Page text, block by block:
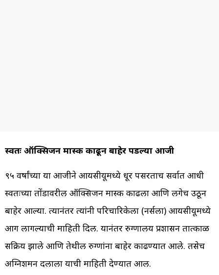
स्वतः ऑक्सिजन मास्क काढून बाहेर पडल्या आजी
९५ वर्षांच्या या आजीने आयसीयूमध्ये धूर पसरताच सर्वात आधी
स्वतःच्या तोंडावरील ऑक्सिजन मास्क काढला आणि लगेच उठून
बाहेर आल्या. त्यानंतर त्यांनी परिचारिकेला (नर्सला) आयसीयूमध्ये
आग लागल्याची माहिती दिली. यानंतर रुग्णालय प्रशासन तात्काळ
सक्रिय झाले आणि तेथील रुग्णांना बाहेर काढण्यात आले. तसेच
अग्निशमन दलाला याची माहिती देण्यात आली.